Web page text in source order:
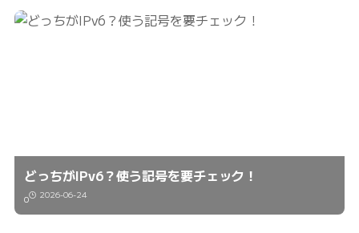
どっちがIPv6？使う記号を要チェック！
0 2026-06-24